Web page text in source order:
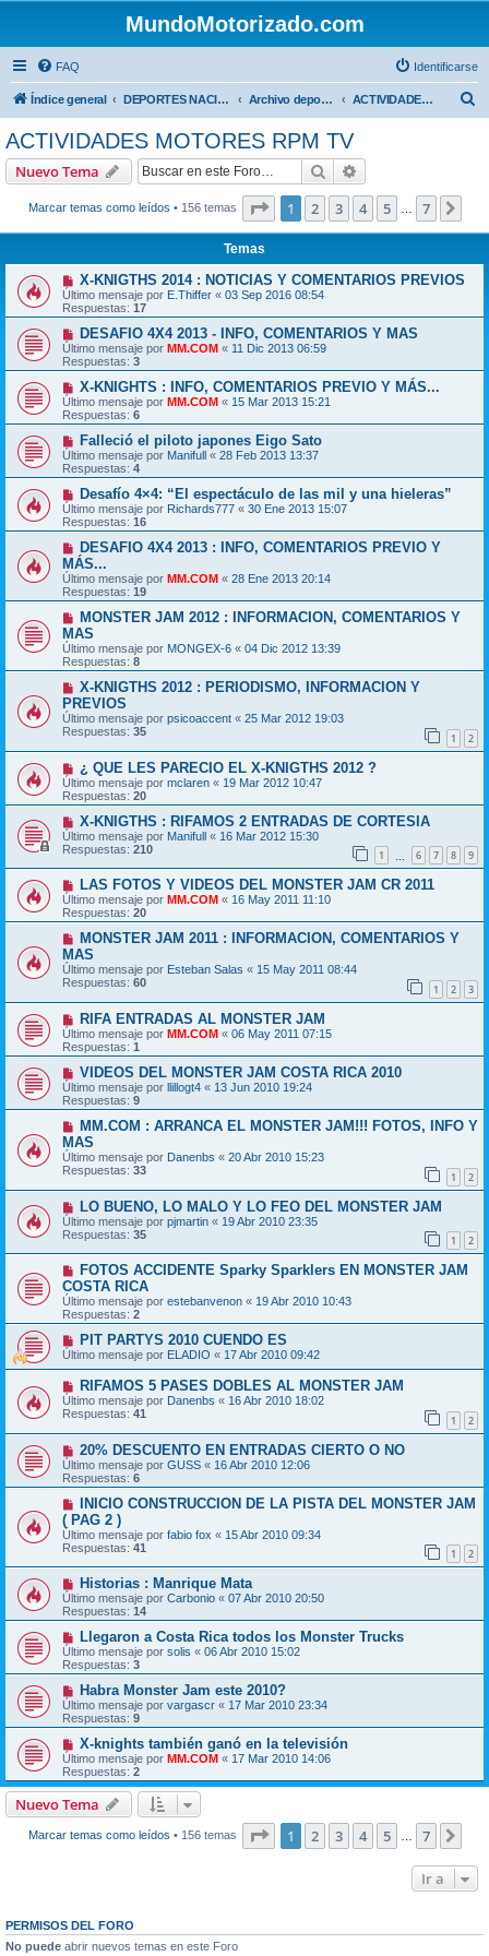
MundoMotorizado.com
FAQ Identificarse
Índice general DEPORTES NACIONALES Archivo deportes nacionales ACTIVIDADES MOTORES RPM TV
ACTIVIDADES MOTORES RPM TV
Nuevo Tema Buscar
Marcar temas como leídos • 156 temas Página de
1 2 3 4 5 7
Temas
X-KNIGTHS 2014 : NOTICIAS Y COMENTARIOS PREVIOS
Último mensaje por E.Thiffer « 03 Sep 2016 08:54
Respuestas: 17
DESAFIO 4X4 2013 - INFO, COMENTARIOS Y MAS
Último mensaje por MM.COM « 11 Dic 2013 06:59
Respuestas: 3
X-KNIGHTS : INFO, COMENTARIOS PREVIO Y MÁS...
Último mensaje por MM.COM « 15 Mar 2013 15:21
Respuestas: 6
Falleció el piloto japones Eigo Sato
Último mensaje por Manifull « 28 Feb 2013 13:37
Respuestas: 4
Desafío 4×4: “El espectáculo de las mil y una hieleras”
Último mensaje por Richards777 « 30 Ene 2013 15:07
Respuestas: 16
DESAFIO 4X4 2013 : INFO, COMENTARIOS PREVIO Y
MÁS...
Último mensaje por MM.COM « 28 Ene 2013 20:14
Respuestas: 19
MONSTER JAM 2012 : INFORMACION, COMENTARIOS Y
MAS
Último mensaje por MONGEX-6 « 04 Dic 2012 13:39
Respuestas: 8
X-KNIGTHS 2012 : PERIODISMO, INFORMACION Y
PREVIOS
Último mensaje por psicoaccent « 25 Mar 2012 19:03
Respuestas: 35 1 2
¿ QUE LES PARECIO EL X-KNIGTHS 2012 ?
Último mensaje por mclaren « 19 Mar 2012 10:47
Respuestas: 20
X-KNIGTHS : RIFAMOS 2 ENTRADAS DE CORTESIA
Último mensaje por Manifull « 16 Mar 2012 15:30
Respuestas: 210 1 6 7 8 9
LAS FOTOS Y VIDEOS DEL MONSTER JAM CR 2011
Último mensaje por MM.COM « 16 May 2011 11:10
Respuestas: 20
MONSTER JAM 2011 : INFORMACION, COMENTARIOS Y
MAS
Último mensaje por Esteban Salas « 15 May 2011 08:44
Respuestas: 60 1 2 3
RIFA ENTRADAS AL MONSTER JAM
Último mensaje por MM.COM « 06 May 2011 07:15
Respuestas: 1
VIDEOS DEL MONSTER JAM COSTA RICA 2010
Último mensaje por llillogt4 « 13 Jun 2010 19:24
Respuestas: 9
MM.COM : ARRANCA EL MONSTER JAM!!! FOTOS, INFO Y
MAS
Último mensaje por Danenbs « 20 Abr 2010 15:23
Respuestas: 33 1 2
LO BUENO, LO MALO Y LO FEO DEL MONSTER JAM
Último mensaje por pjmartin « 19 Abr 2010 23:35
Respuestas: 35 1 2
FOTOS ACCIDENTE Sparky Sparklers EN MONSTER JAM
COSTA RICA
Último mensaje por estebanvenon « 19 Abr 2010 10:43
Respuestas: 2
PIT PARTYS 2010 CUENDO ES
Último mensaje por ELADIO « 17 Abr 2010 09:42
RIFAMOS 5 PASES DOBLES AL MONSTER JAM
Último mensaje por Danenbs « 16 Abr 2010 18:02
Respuestas: 41 1 2
20% DESCUENTO EN ENTRADAS CIERTO O NO
Último mensaje por GUSS « 16 Abr 2010 12:06
Respuestas: 6
INICIO CONSTRUCCION DE LA PISTA DEL MONSTER JAM
( PAG 2 )
Último mensaje por fabio fox « 15 Abr 2010 09:34
Respuestas: 41 1 2
Historias : Manrique Mata
Último mensaje por Carbonio « 07 Abr 2010 20:50
Respuestas: 14
Llegaron a Costa Rica todos los Monster Trucks
Último mensaje por solis « 06 Abr 2010 15:02
Respuestas: 3
Habra Monster Jam este 2010?
Último mensaje por vargascr « 17 Mar 2010 23:34
Respuestas: 9
X-knights también ganó en la televisión
Último mensaje por MM.COM « 17 Mar 2010 14:06
Respuestas: 2
Nuevo Tema
Marcar temas como leídos • 156 temas Página de
1 2 3 4 5 … 7
Ir a
PERMISOS DEL FORO
No puede abrir nuevos temas en este Foro